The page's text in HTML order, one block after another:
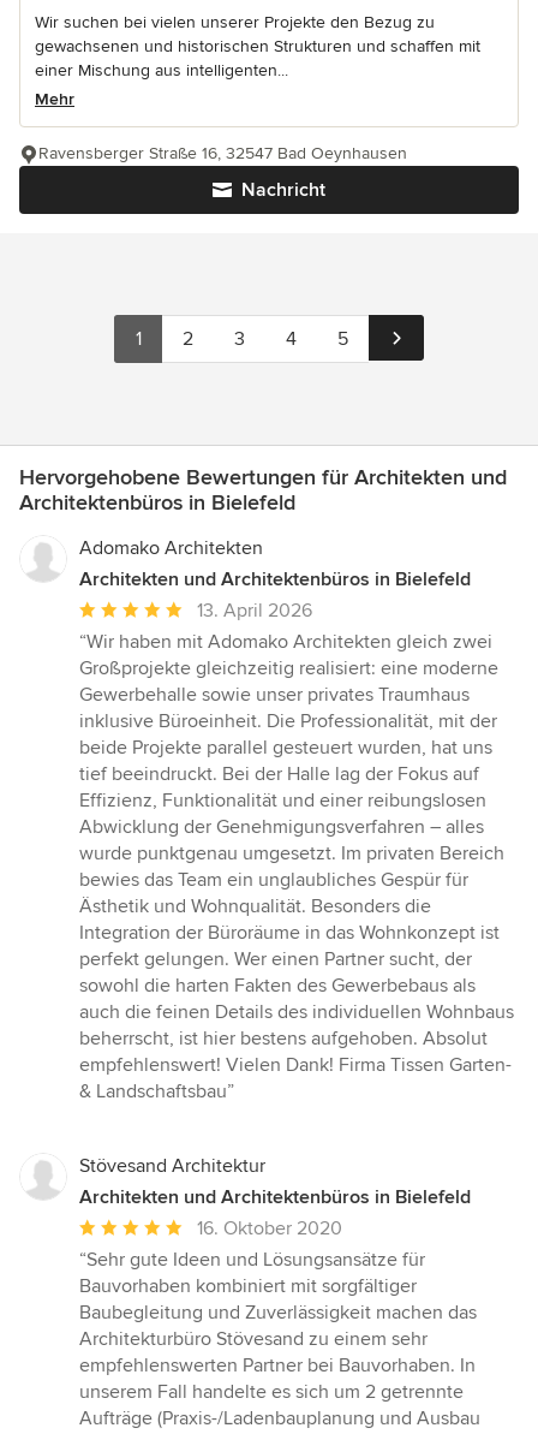
Wir suchen bei vielen unserer Projekte den Bezug zu
gewachsenen und historischen Strukturen und schaffen mit
einer Mischung aus intelligenten...
Mehr
Nachricht
Ravensberger Straße 16, 32547 Bad Oeynhausen
1 2 3 4 5
Hervorgehobene Bewertungen für Architekten und
Architektenbüros in Bielefeld
Adomako Architekten
Architekten und Architektenbüros in Bielefeld
Durchschnittliche
Bewertung:
5
von
5
Sternen
13. April 2026
“Wir haben mit Adomako Architekten gleich zwei
Großprojekte gleichzeitig realisiert: eine moderne
Gewerbehalle sowie unser privates Traumhaus
inklusive Büroeinheit. Die Professionalität, mit der
beide Projekte parallel gesteuert wurden, hat uns
tief beeindruckt. Bei der Halle lag der Fokus auf
Effizienz, Funktionalität und einer reibungslosen
Abwicklung der Genehmigungsverfahren – alles
wurde punktgenau umgesetzt. Im privaten Bereich
bewies das Team ein unglaubliches Gespür für
Ästhetik und Wohnqualität. Besonders die
Integration der Büroräume in das Wohnkonzept ist
perfekt gelungen. Wer einen Partner sucht, der
sowohl die harten Fakten des Gewerbebaus als
auch die feinen Details des individuellen Wohnbaus
beherrscht, ist hier bestens aufgehoben. Absolut
empfehlenswert! Vielen Dank! Firma Tissen Garten-
& Landschaftsbau”
Stövesand Architektur
Architekten und Architektenbüros in Bielefeld
Durchschnittliche
Bewertung:
5
von
5
Sternen
16. Oktober 2020
“Sehr gute Ideen und Lösungsansätze für
Bauvorhaben kombiniert mit sorgfältiger
Baubegleitung und Zuverlässigkeit machen das
Architekturbüro Stövesand zu einem sehr
empfehlenswerten Partner bei Bauvorhaben. In
unserem Fall handelte es sich um 2 getrennte
Aufträge (Praxis-/Ladenbauplanung und Ausbau